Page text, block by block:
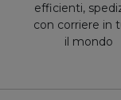
efficienti,
con corriere in
il mondo